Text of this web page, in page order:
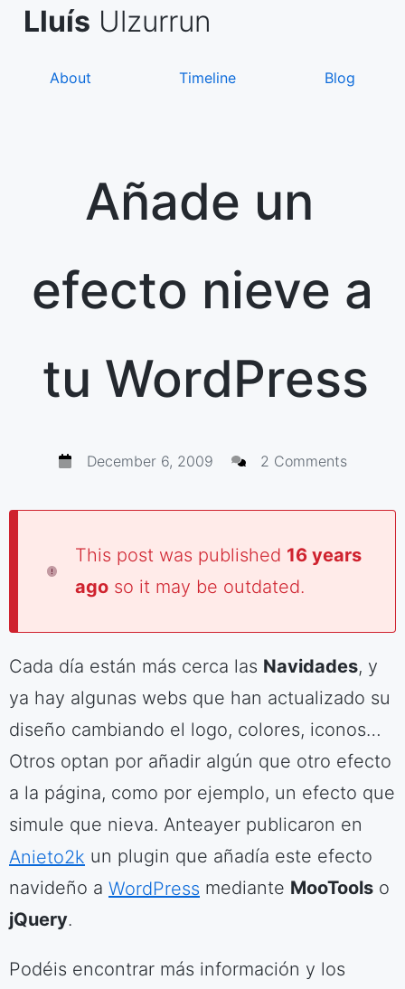
SkipLluís Ulzurrun
About Timeline Blog
Añade un
efecto nieve a
tu WordPress
December 6, 2009 2 Comments
This post was published 16 years
ago so it may be outdated.
Cada día están más cerca las Navidades, y
ya hay algunas webs que han actualizado su
diseño cambiando el logo, colores, iconos…
Otros optan por añadir algún que otro efecto
a la página, como por ejemplo, un efecto que
simule que nieva. Anteayer publicaron en
Anieto2k un plugin que añadía este efecto
navideño a WordPress mediante MooTools o
jQuery.
Podéis encontrar más información y los